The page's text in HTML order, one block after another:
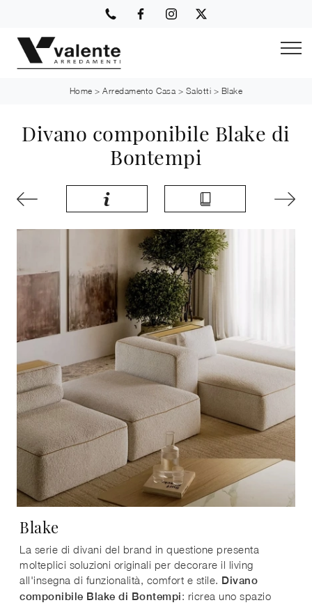
Home >Arredamento Casa > Salotti > Blake
Divano componibile Blake di
Bontempi
Blake
La serie di divani del brand in questione presenta
molteplici soluzioni originali per decorare il living
all'insegna di funzionalità, comfort e stile. Divano
componibile Blake di Bontempi: ricrea uno spazio